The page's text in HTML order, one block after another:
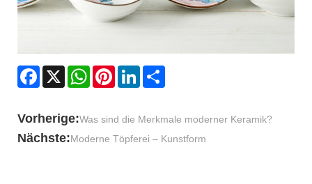
Facebook
X WhatsAppPinterestLinkedIn
Vorherige:Was sind die Merkmale moderner Keramik?
Nächste:Moderne Töpferei – Kunstform